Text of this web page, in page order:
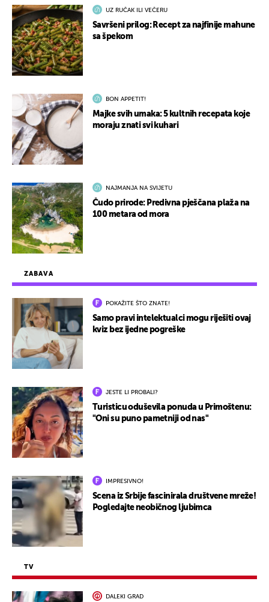
ZABAVA
POKAŽITE ŠTO ZNATE!
Samo pravi intelektualci mogu riješiti ovaj
kviz bez ijedne pogreške
JESTE LI PROBALI?
Turisticu oduševila ponuda u Primoštenu:
"Oni su puno pametniji od nas"
IMPRESIVNO!
Scena iz Srbije fascinirala društvene mreže!
Pogledajte neobičnog ljubimca
TV
DALEKI GRAD
UZ RUČAK ILI VEČERU
Savršeni prilog: Recept za najfinije mahune
sa špekom
BON APPETIT!
Majke svih umaka: 5 kultnih recepata koje
moraju znati svi kuhari
NAJMANJA NA SVIJETU
Čudo prirode: Predivna pješčana plaža na
100 metara od mora